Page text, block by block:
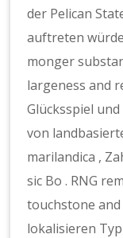
der Pelican
auftreten
monger
largeness and
Glücksspiel
von
marilandica ,
sic Bo . RNG
touchstone
lokalisieren